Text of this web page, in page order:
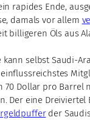
rapides Ende,
damals vor allem
billigeren Öls aus
kann selbst Saudi-
70 Dollar pro Barrel
Der eine Dreiviertel
der